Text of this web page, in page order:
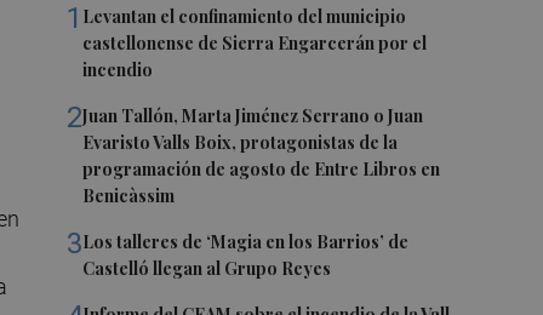
1 Levantan el confinamiento del municipio
castellonense de Sierra Engarcerán por el
incendio
2Juan Tallón, Marta Jiménez Serrano o Juan
Evaristo Valls Boix, protagonistas de la
programación de agosto de Entre Libros en
Benicàssim
3Los talleres de ‘Magia en los Barrios’ de
Castelló llegan al Grupo Reyes